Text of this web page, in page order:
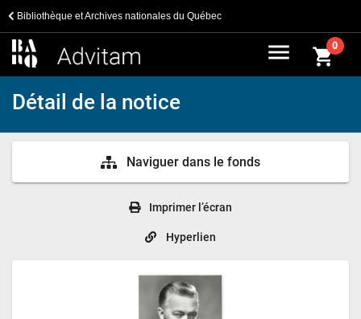
Bibliothèque et Archives nationales du Québec
menu shopping_cart0
Détail de la notice
Naviguer dans le fonds
Imprimer l’écran
Hyperlien